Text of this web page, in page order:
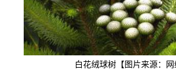
白花绒球树【图片来源：网